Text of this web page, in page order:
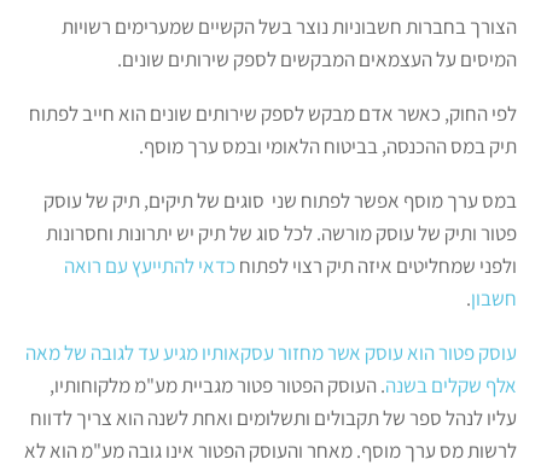
הצורך בחברות חשבוניות נוצר בשל הקשיים שמערימים רשויות
המיסים על העצמאים המבקשים לספק שירותים שונים.
לפי החוק, כאשר אדם מבקש לספק שירותים שונים הוא חייב לפתוח
תיק במס ההכנסה, בביטוח הלאומי ובמס ערך מוסף.
במס ערך מוסף אפשר לפתוח שני סוגים של תיקים, תיק של עוסק
פטור ותיק של עוסק מורשה. לכל סוג של תיק יש יתרונות וחסרונות
ולפני שמחליטים איזה תיק רצוי לפתוח כדאי להתייעץ עם רואה
חשבון.
עוסק פטור הוא עוסק אשר מחזור עסקאותיו מגיע עד לגובה של מאה
אלף שקלים בשנה. העוסק הפטור פטור מגביית מע"מ מלקוחותיו,
עליו לנהל ספר של תקבולים ותשלומים ואחת לשנה הוא צריך לדווח
לרשות מס ערך מוסף. מאחר והעוסק הפטור אינו גובה מע"מ הוא לא